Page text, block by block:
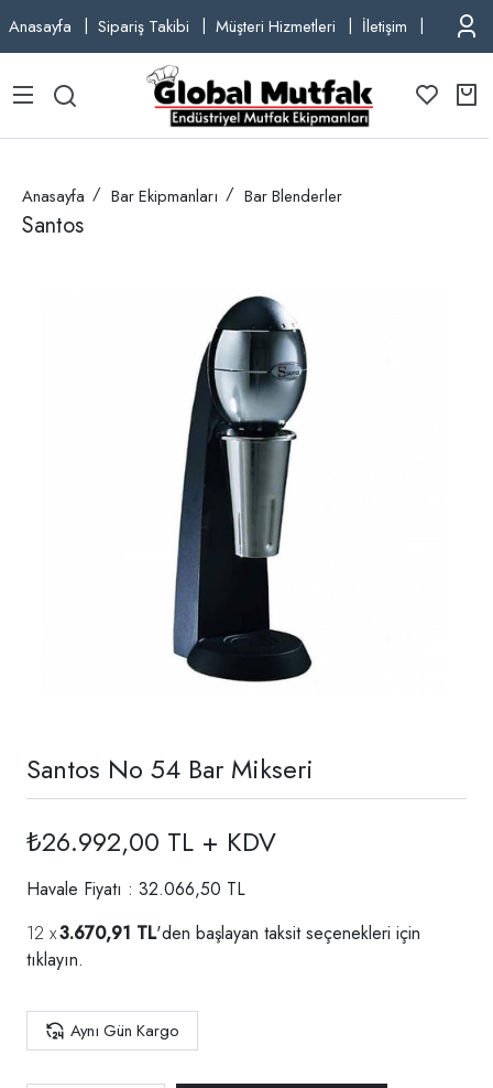
Anasayfa Sipariş Takibi Müşteri Hizmetleri İletişim TEL:
Anasayfa Bar Ekipmanları Bar Blenderler
Santos
Santos No 54 Bar Mikseri
₺26.992,00 TL + KDV
Havale Fiyatı : 32.066,50 TL
3.670,91 TL'den başlayan taksit seçenekleri için
tıklayın.
Aynı Gün Kargo